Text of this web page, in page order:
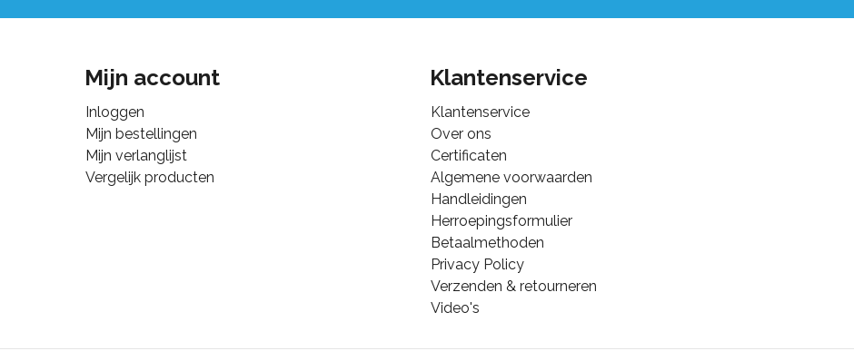
Mijn account
Inloggen
Mijn bestellingen
Mijn verlanglijst
Vergelijk producten
Klantenservice
Klantenservice
Over ons
Certificaten
Algemene voorwaarden
Handleidingen
Herroepingsformulier
Betaalmethoden
Privacy Policy
Verzenden & retourneren
Video's